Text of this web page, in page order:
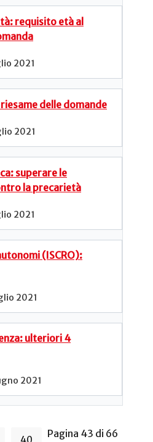
requisito età al
2021
delle domande
2021
superare le
la precarietà
2021
(ISCRO):
2021
ulteriori 4
2021
Pagina 43 di 66